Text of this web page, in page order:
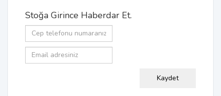
Stoğa Girince Haberdar Et.